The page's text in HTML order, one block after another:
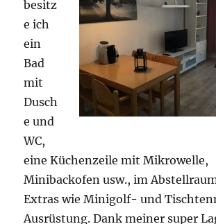
besitz
e ich
ein
Bad
mit
Dusch
e und
WC,
eine Küchenzeile mit Mikrowelle,
Minibackofen usw., im
Extras wie Minigolf- und
Ausrüstung. Dank meiner super